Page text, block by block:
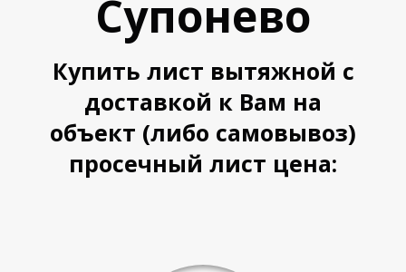
Супонево
Купить лист вытяжной с
доставкой к Вам на
объект (либо самовывоз)
просечный лист цена: